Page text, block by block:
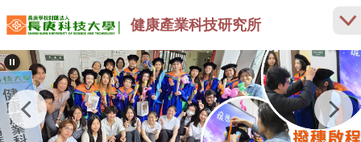
跳
到
主
要
內
容
區
健康產業科技研究所